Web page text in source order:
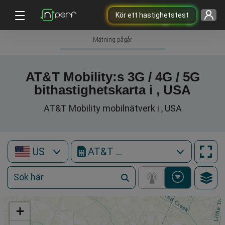
Kör ett hastighetstest
Mätning pågår
AT&T Mobility:s 3G / 4G / 5G
bithastighetskarta i , USA
AT&T Mobility mobilnätverk i , USA
US AT&T Mobility
+